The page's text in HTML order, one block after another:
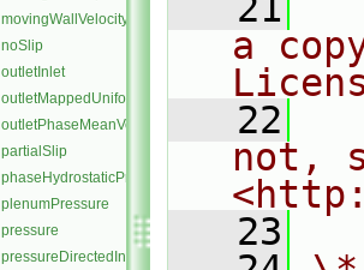
movingWallVelocity
noSlip
outletInlet
outletMappedUniformInlet
outletPhaseMeanVelocity
partialSlip
phaseHydrostaticPressure
plenumPressure
pressure
pressureDirectedInletOutletVelocity
a
   22
not,
   23